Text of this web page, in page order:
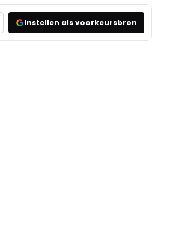
Instellen als voorkeursbron